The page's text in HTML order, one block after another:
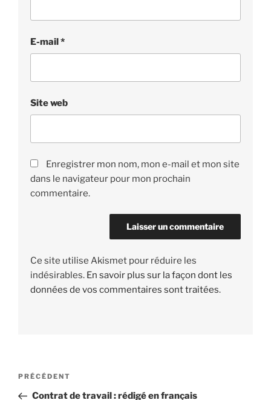
E-mail*
Site web
Enregistrer mon nom, mon e-mail et mon site
dans le navigateur pour mon prochain
commentaire.
Ce site utilise Akismet pour réduire les
indésirables. En savoir plus sur la façon dont les
données de vos commentaires sont traitées.
Navigation
Article
précédent
PRÉCÉDENT
Contrat de travail : rédigé en français